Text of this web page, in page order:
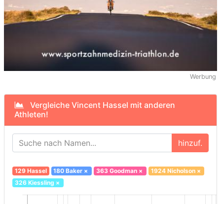
Werbung
Vergleiche Vincent Hassel mit anderen
Athleten!
hinzuf.
129 Hassel 180 Baker × 363 Goodman× 1924 Nicholson×
326 Kiessling ×